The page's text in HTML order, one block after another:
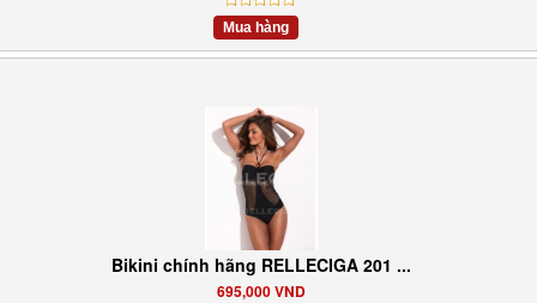
Mua hàng
Bikini chính hãng RELLECIGA 201 ...
695,000 VND